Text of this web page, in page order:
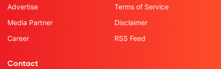
Advertise
Media Partner
Career
Terms of Service
Disclaimer
RSS Feed
Contact